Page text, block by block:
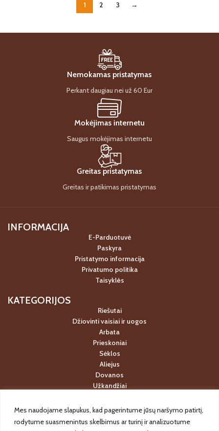
Mes naudojame slapukus, kad pagerintume jūsų naršymo patirtį,
rodytume suasmenintus skelbimus ar turinį ir analizuotume
1 2 3 →
Nemokamas pristatymas
Perkant daugiau nei už 60 Eur
Mokėjimas internetu
Saugus mokėjimas internetu
Greitas pristatymas
Greitas ir patikimas pristatymas
INFORMACIJA
E-Parduotuvė
Paskyra
Pristatymo informacija
Privatumo politika
Taisyklės
KATEGORIJOS
Riešutai
Džiovinti vaisiai ir uogos
Arbata
Prieskoniai
Sėklos
Aliejus
Dovanos
Užkandžiai
Akcijos
KONTAKTAI